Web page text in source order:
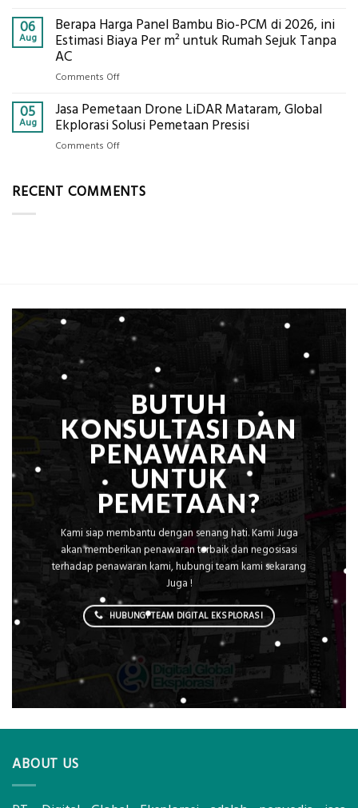
Cara
Kerja,
Manfaatnya
Pemasangan
Bowplank
Ukur
Presisi
untuk
06
Aug
Berapa Harga Panel Bambu Bio-PCM di 2026, ini
Estimasi Biaya Per m² untuk Rumah Sejuk Tanpa
AC
Comments Offon
Harga
Panel
di
2026,
Sejuk
Tanpa
05
Aug
Jasa Pemetaan Drone LiDAR Mataram, Global
Ekplorasi Solusi Pemetaan Presisi
Comments Offon
Drone
RECENT COMMENTS
BUTUH
KONSULTASI DAN
PENAWARAN
UNTUK
PEMETAAN?
Kami siap membantu dengan senang hati. Kami Juga
akan memberikan penawaran terbaik dan negosisasi
terhadap penawaran kami, hubungi team kami sekarang
Juga !
HUBUNGI TEAM DIGITAL EKSPLORASI
ABOUT US